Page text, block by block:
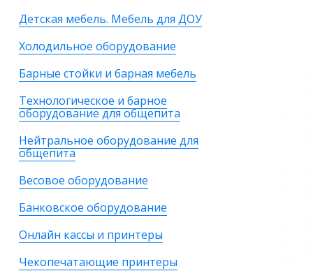
Детская мебель. Мебель для ДОУ
Холодильное оборудование
Барные стойки и барная мебель
Технологическое и барное
оборудование для общепита
Нейтральное оборудование для
общепита
Весовое оборудование
Банковское оборудование
Онлайн кассы и принтеры
Чекопечатающие принтеры